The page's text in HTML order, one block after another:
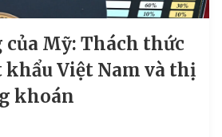
của Mỹ: Thách thức
khẩu Việt Nam và thị
khoán